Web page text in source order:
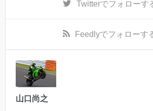
Twitterでフォローす
Feedlyでフォローす
山口尚之